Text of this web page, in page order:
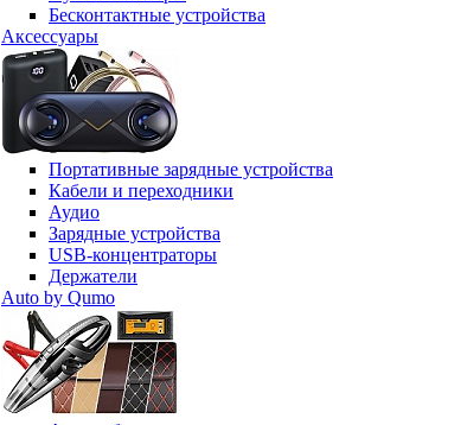
Бесконтактные устройства
Аксессуары
Портативные зарядные устройства
Кабели и переходники
Аудио
Зарядные устройства
USB-концентраторы
Держатели
Auto by Qumo